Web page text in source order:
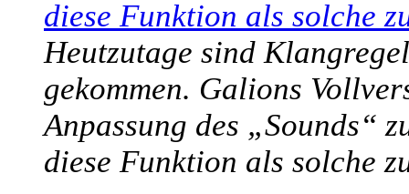
Heutzutage sind
gekommen. Galions
Anpassung des „Sounds“
diese Funktion als solche